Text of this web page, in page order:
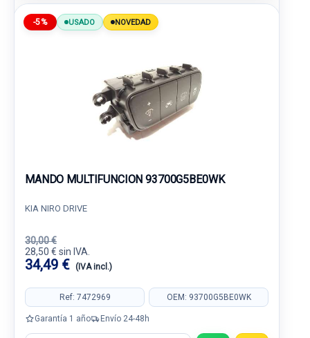
-5% USADO NOVEDAD
MANDO MULTIFUNCION 93700G5BE0WK
KIA NIRO DRIVE
30,00 €
28,50 € sin IVA.
34,49 € (IVA incl.)
Ref: 7472969 OEM: 93700G5BE0WK
Garantía 1 año Envío 24-48h